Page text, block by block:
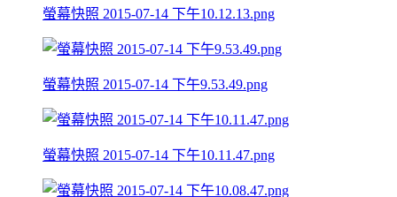
螢幕快照 2015-07-14 下午10.12.13.png
螢幕快照 2015-07-14 下午9.53.49.png
螢幕快照 2015-07-14 下午10.11.47.png